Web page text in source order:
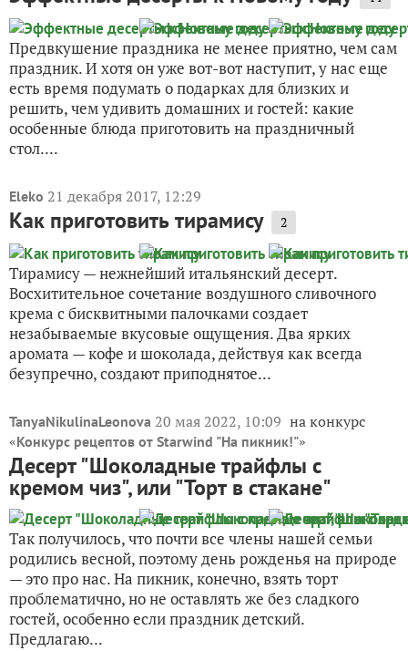
Предвкушение праздника не менее приятно, чем сам
праздник. И хотя он уже вот-вот наступит, у нас еще
есть время подумать о подарках для близких и
решить, чем удивить домашних и гостей: какие
особенные блюда приготовить на праздничный
стол....
Eleko 21 декабря 2017, 12:29
Как приготовить тирамису 2
Тирамису — нежнейший итальянский десерт.
Восхитительное сочетание воздушного сливочного
крема с бисквитными палочками создает
незабываемые вкусовые ощущения. Два ярких
аромата — кофе и шоколада, действуя как всегда
безупречно, создают приподнятое...
TanyaNikulinaLeonova 20 мая 2022, 10:09 на конкурс
«Конкурс рецептов от Starwind "На пикник!"»
Десерт "Шоколадные трайфлы с
кремом чиз", или "Торт в стакане"
Так получилось, что почти все члены нашей семьи
родились весной, поэтому день рожденья на природе
— это про нас. На пикник, конечно, взять торт
проблематично, но не оставлять же без сладкого
гостей, особенно если праздник детский.
Предлагаю...